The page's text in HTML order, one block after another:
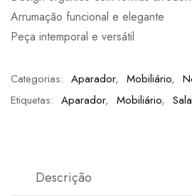
Arrumação funcional e elegante
Peça intemporal e versátil
Categorias: Aparador, Mobiliário,
Etiquetas: Aparador, Mobiliário,
Descrição